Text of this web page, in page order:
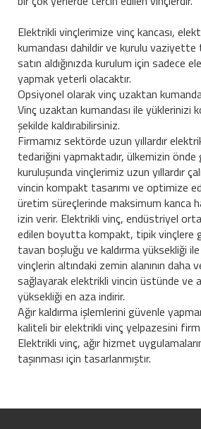
Elektrikli vinçlerimize vinç kancası,
kumandası dahildir ve kurulu vaziyette
satın aldığınızda kurulum için sadece
yapmak yeterli olacaktır.
Opsiyonel olarak vinç uzaktan
Vinç uzaktan kumandası ile yüklerinizi
şekilde kaldırabilirsiniz.
Firmamız sektörde uzun yıllardır
tedariğini yapmaktadır, ülkemizin
kuruluşunda vinçlerimiz uzun yıllardır
vincin kompakt tasarımı ve optimize
üretim süreçlerinde maksimum kanca
izin verir. Elektrikli vinç, endüstriyel
edilen boyutta kompakt, tipik vinçlere
tavan boşluğu ve kaldırma yüksekliği ile
vinçlerin altındaki zemin alanının daha
sağlayarak elektrikli vincin üstünde ve
yüksekliği en aza indirir.
Ağır kaldırma işlemlerini güvenle
kaliteli bir elektrikli vinç yelpazesini
Elektrikli vinç, ağır hizmet
taşınması için tasarlanmıştır.